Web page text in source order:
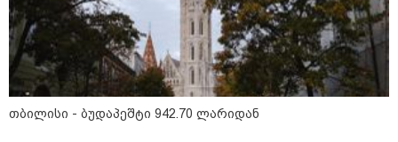
2026 წლის ყველაზე გაყიდვადი
ავტომობილები - Focus2Move-ის
რეიტინგი
თბილისი - ბუდაპეშტი 942.70 ლარიდან